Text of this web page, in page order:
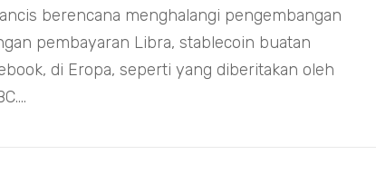
berencana menghalangi pengembangan
pembayaran Libra, stablecoin buatan
di Eropa, seperti yang diberitakan oleh